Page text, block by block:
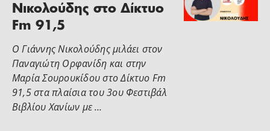
Νικολούδης στο Δίκτυο
Fm 91,5
Ο Γιάννης Νικολούδης μιλάει στον
Παναγιώτη Ορφανίδη και στην
Μαρία Σουρουκίδου στο Δίκτυο Fm
91,5 στα πλαίσια του 3ου Φεστιβάλ
Βιβλίου Χανίων με …